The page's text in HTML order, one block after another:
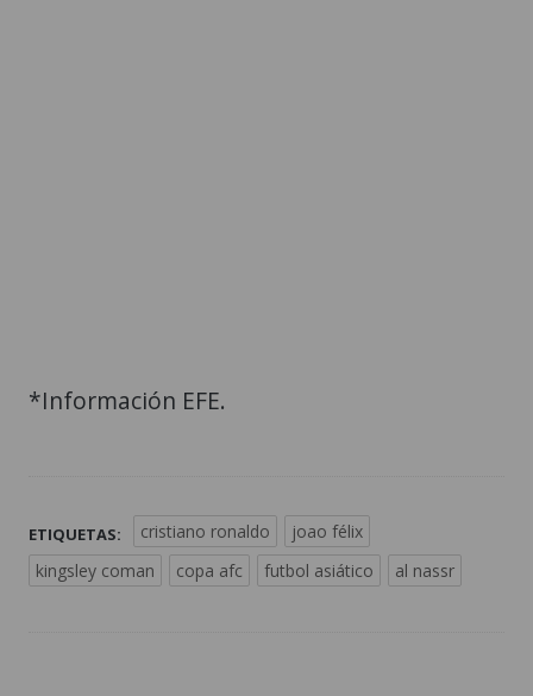
*Información EFE.
ETIQUETAS: cristiano ronaldo
joao félix
kingsley coman
copa afc futbol asiático al nassr